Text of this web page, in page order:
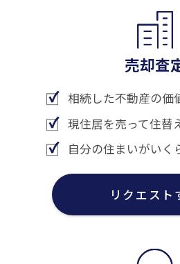
売却査
相続した不動産の価
現住居を売って住替
自分の住まいがいく
リクエスト